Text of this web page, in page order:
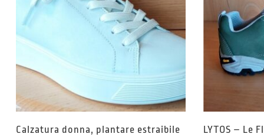
Calzatura donna, plantare estraibile
LYTOS – Le